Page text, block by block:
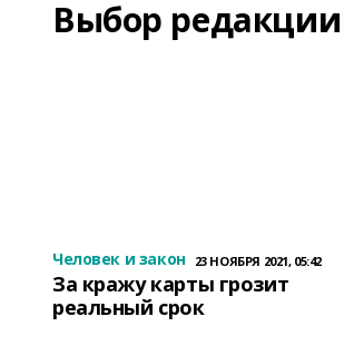
Выбор редакции
Человек и закон 23 НОЯБРЯ 2021, 05:42
За кражу карты грозит
реальный срок